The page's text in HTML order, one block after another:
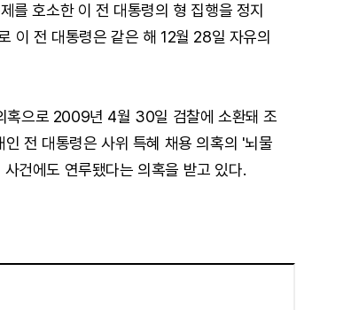
를 호소한 이 전 대통령의 형 집행을 정지
이 전 대통령은 같은 해 12월 28일 자유의
혹으로 2009년 4월 30일 검찰에 소환돼 조
전 대통령은 사위 특혜 채용 의혹의 '뇌물
건에도 연루됐다는 의혹을 받고 있다.